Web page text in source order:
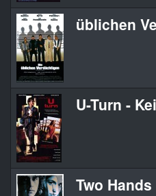
üblichen
U-Turn -
Two Hands